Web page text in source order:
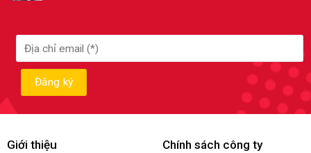
Giới thiệu Chính sách công ty